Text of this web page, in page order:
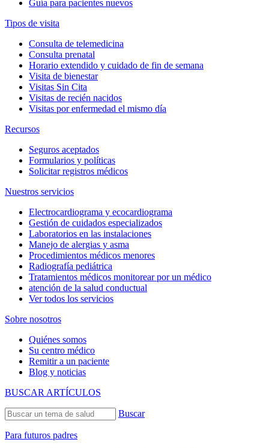
Guía para pacientes nuevos
Tipos de visita
Consulta de telemedicina
Consulta prenatal
Horario extendido y cuidado de fin de semana
Visita de bienestar
Visitas Sin Cita
Visitas de recién nacidos
Visitas por enfermedad el mismo día
Recursos
Seguros aceptados
Formularios y políticas
Solicitar registros médicos
Nuestros servicios
Electrocardiograma y ecocardiograma
Gestión de cuidados especializados
Laboratorios en las instalaciones
Manejo de alergias y asma
Procedimientos médicos menores
Radiografía pediátrica
Tratamientos médicos monitorear por un médico
atención de la salud conductual
Ver todos los servicios
Sobre nosotros
Quiénes somos
Su centro médico
Remitir a un paciente
Blog y noticias
BUSCAR ARTÍCULOS
Buscar
Para futuros padres